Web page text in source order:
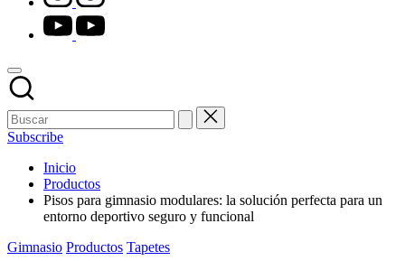
youtube.com
Subscribe
Inicio
Productos
Pisos para gimnasio modulares: la solución perfecta para un
entorno deportivo seguro y funcional
Publicado
Gimnasio Productos Tapetes